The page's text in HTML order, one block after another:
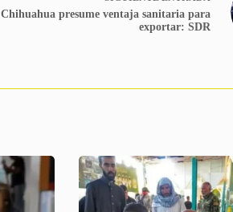
Chihuahua presume ventaja sanitaria para
exportar: SDR